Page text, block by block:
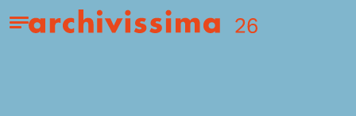
Home page
Apri il menu